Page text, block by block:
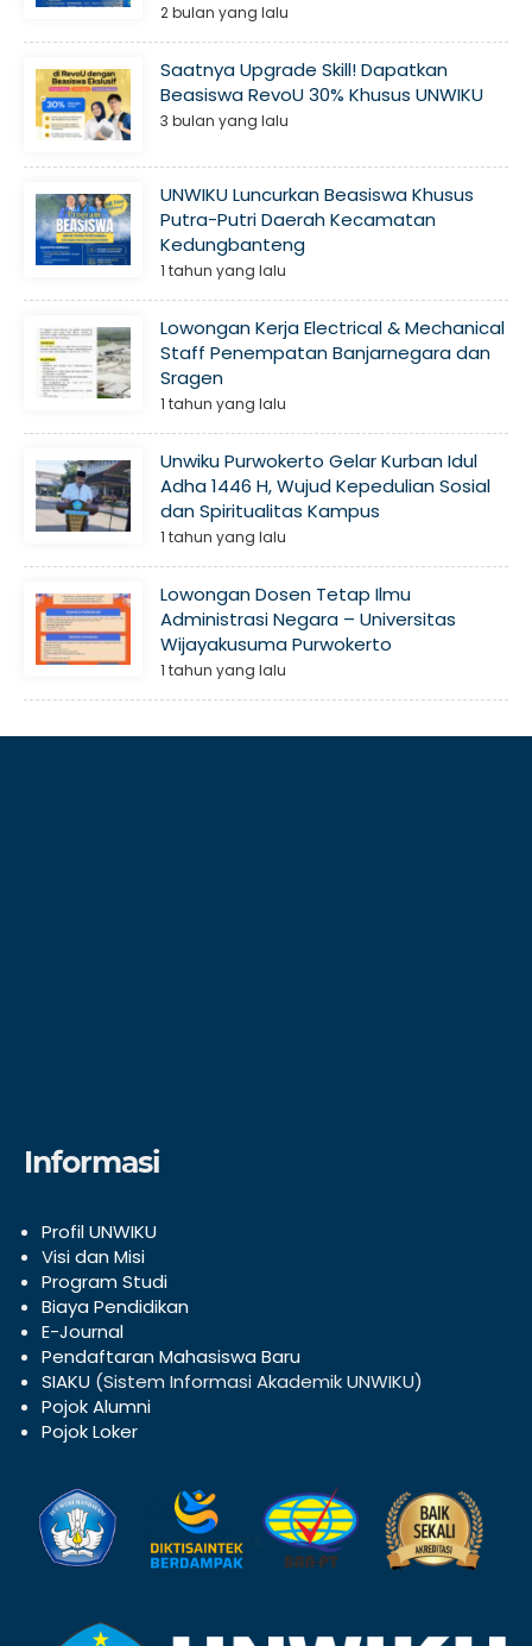
2 bulan yang lalu
Saatnya Upgrade Skill! Dapatkan
Beasiswa RevoU 30% Khusus UNWIKU
3 bulan yang lalu
UNWIKU Luncurkan Beasiswa Khusus
Putra-Putri Daerah Kecamatan
Kedungbanteng
1 tahun yang lalu
Lowongan Kerja Electrical & Mechanical
Staff Penempatan Banjarnegara dan
Sragen
1 tahun yang lalu
Unwiku Purwokerto Gelar Kurban Idul
Adha 1446 H, Wujud Kepedulian Sosial
dan Spiritualitas Kampus
1 tahun yang lalu
Lowongan Dosen Tetap Ilmu
Administrasi Negara – Universitas
Wijayakusuma Purwokerto
1 tahun yang lalu
Informasi
Profil UNWIKU
Visi dan Misi
Program Studi
Biaya Pendidikan
E-Journal
Pendaftaran Mahasiswa Baru
SIAKU (Sistem Informasi Akademik UNWIKU)
Pojok Alumni
Pojok Loker